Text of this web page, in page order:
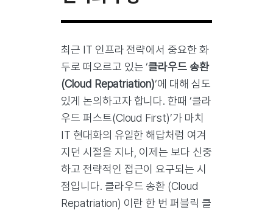
최근 IT 인프라 전략에서 중요한 화
두로 떠오르고 있는 ‘클라우드 송환
(Cloud Repatriation)‘에 대해 심도
있게 논의하고자 합니다. 한때 ‘클라
우드 퍼스트(Cloud First)’가 마치
IT 현대화의 유일한 해답처럼 여겨
지던 시절을 지나, 이제는 보다 신중
하고 전략적인 접근이 요구되는 시
점입니다. 클라우드 송환 (Cloud
Repatriation) 이란 한 번 퍼블릭 클